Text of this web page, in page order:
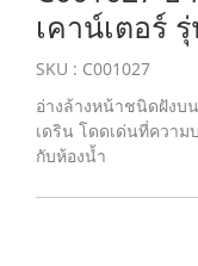
เคาน์เตอร์
SKU : C001027
อ่างล้างหน้าชนิดฝังบ
เดริน โดดเด่นที่ความ
กับห้องน้ำ